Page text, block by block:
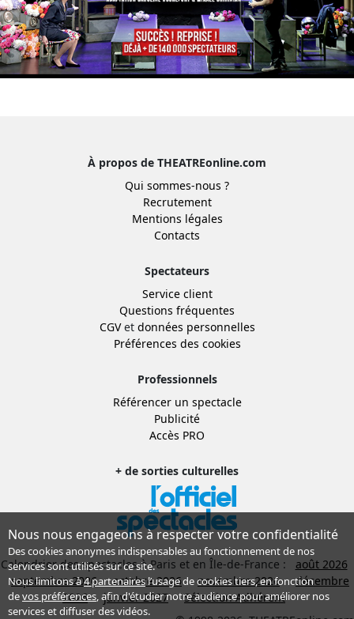
À propos de THEATREonline.com
Qui sommes-nous ?
Recrutement
Mentions légales
Contacts
Spectateurs
Service client
Questions fréquentes
CGVet données personnelles
Préférences des cookies
Professionnels
Référencer un spectacle
Publicité
Accès PRO
+ de sorties culturelles
Calendrier des spectacles à Paris et en Île-de-France :
août 2026
septembre 2026
octobre 2026 novembre 2026
décembre
2026
janvier 2027
Sélection Adhérent
Nous nous engageons à respecter votre confidentialité
Des cookies anonymes indispensables au fonctionnement de nos
services sont utilisés sur ce site.
Nous limitons à4 partenairesl’usage de cookies tiers, en fonction
devos préférences, afin d'étudier notre audience pour améliorer nos
services et diffuser des vidéos.